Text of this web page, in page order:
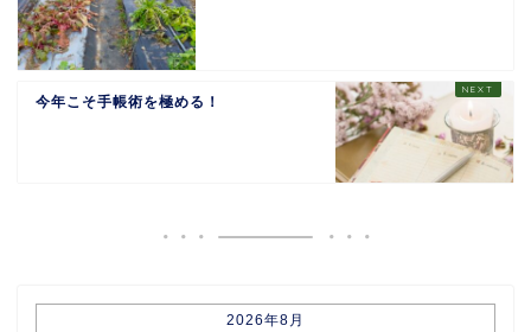
今年こそ手帳術を極める！
2026年8月